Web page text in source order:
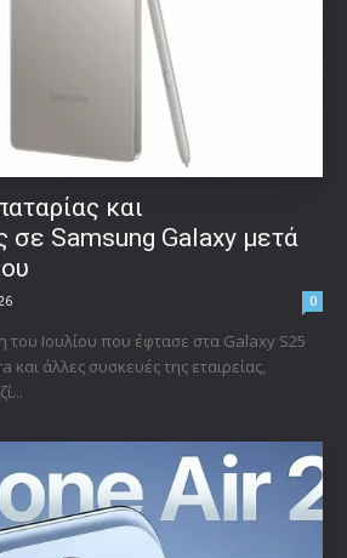
και
σε Samsung Galaxy μετά
0
του Ιουλίου που έφτασε στα Galaxy S25
και άλλες συσκευές της εταιρείας,